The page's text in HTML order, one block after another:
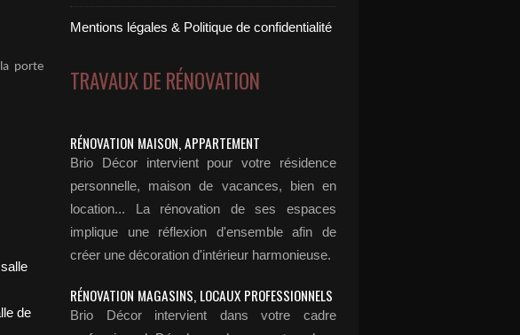
porte
de
Mentions légales & Politique de confidentialité
TRAVAUX DE RÉNOVATION
RÉNOVATION MAISON, APPARTEMENT
Brio Décor intervient pour votre résidence
personnelle, maison de vacances, bien en
location... La rénovation de ses espaces
implique une réflexion d'ensemble afin de
créer une décoration d'intérieur harmonieuse.
RÉNOVATION MAGASINS, LOCAUX PROFESSIONNELS
Brio Décor intervient dans votre cadre